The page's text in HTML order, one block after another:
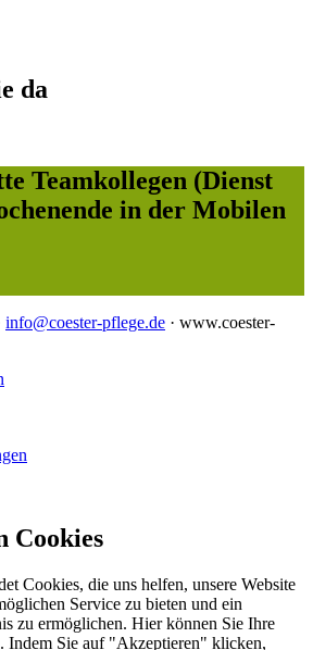
da
Teamkollegen (Dienst
in der Mobilen
info@coester-pflege.de · www.coester-
Cookies
Cookies, die uns helfen, unsere Website
Service zu bieten und ein
zu ermöglichen. Hier können Sie Ihre
Indem Sie auf "Akzeptieren" klicken,